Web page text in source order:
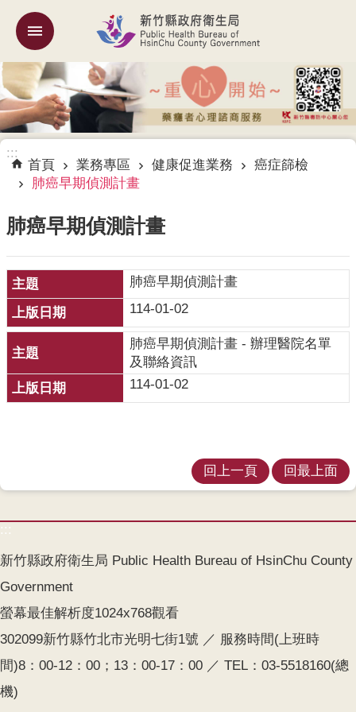
跳到主要內容區塊
機
關
簡
介
訊
息
告
務
專
區
業
人
員
民
務
府
資
:::
:::
首頁 業務專區 健康促進業務
癌症篩檢
肺癌早期偵測計畫
肺癌早期偵測計畫
肺癌早期偵測計畫
114-01-02
肺癌早期偵測計畫 - 辦理醫院名單
及聯絡資訊
114-01-02
回上一頁 回最上面
:::
新竹縣政府衛生局 Public Health Bureau of HsinChu County
Government
螢幕最佳解析度1024x768觀看
302099新竹縣竹北市光明七街1號 ／ 服務時間(上班時
間)8：00-12：00；13：00-17：00 ／ TEL：03-5518160(總
機)